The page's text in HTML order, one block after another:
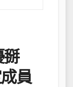
掰
員